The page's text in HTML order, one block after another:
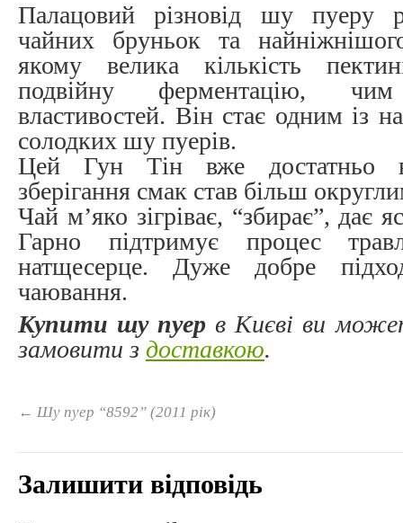
Палацовий різновід шу пуеру
чайних бруньок та
якому велика кількість
подвійну ферментацію,
властивостей. Він стає одним із
солодких шу пуерів.
Цей Гун Тін вже достатньо
зберігання смак став більш
Чай м’яко зігріває, “збирає”, дає
Гарно підтримує процес
натщесерце. Дуже добре
чаювання.
Купити шу пуер в Києві ви
замовити з доставкою.
← Шу пуер “8592” (2011 рік)
Залишити відповідь